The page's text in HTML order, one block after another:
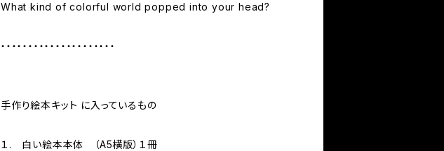
What kind of colorful world popped into your head?
・・・・・・・・・・・・・・・・・・・・・
手作り絵本キット に入っているもの
１. 白い絵本本体 （A5横版）１冊